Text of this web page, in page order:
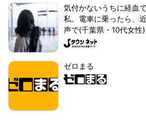
気付かないうちに経血
私。電車に乗ったら、
声で(千葉県・10代女性
ゼロまる